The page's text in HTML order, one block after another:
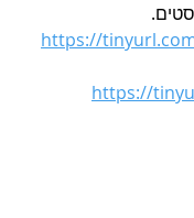
https://
https://